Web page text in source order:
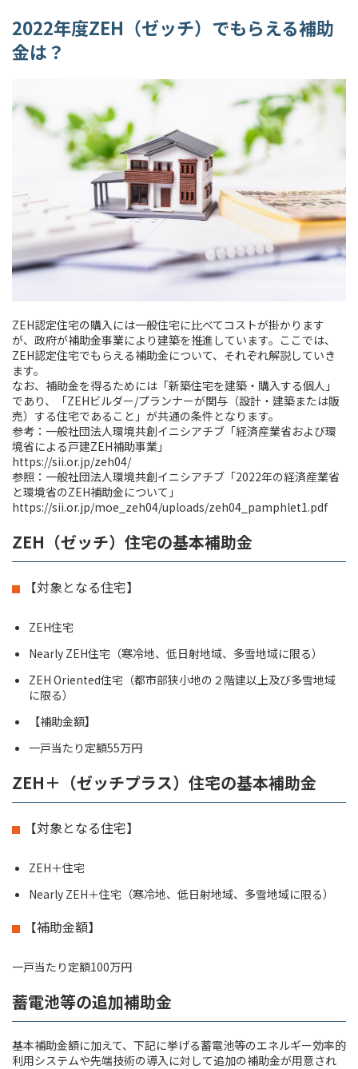
2022年度ZEH（ゼッチ）でもらえる補助
金は？
ZEH認定住宅の購入には一般住宅に比べてコストが掛かります
が、政府が補助金事業により建築を推進しています。ここでは、
ZEH認定住宅でもらえる補助金について、それぞれ解説していき
ます。
なお、補助金を得るためには「新築住宅を建築・購入する個人」
であり、「ZEHビルダー/プランナーが関与（設計・建築または販
売）する住宅であること」が共通の条件となります。
参考：一般社団法人環境共創イニシアチブ「経済産業省および環
境省による戸建ZEH補助事業」
https://sii.or.jp/zeh04/
参照：一般社団法人環境共創イニシアチブ「2022年の経済産業省
と環境省のZEH補助金について」
https://sii.or.jp/moe_zeh04/uploads/zeh04_pamphlet1.pdf
ZEH（ゼッチ）住宅の基本補助金
【対象となる住宅】
ZEH住宅
Nearly ZEH住宅（寒冷地、低日射地域、多雪地域に限る）
ZEH Oriented住宅（都市部狭小地の２階建以上及び多雪地域
に限る）
【補助金額】
一戸当たり定額55万円
ZEH＋（ゼッチプラス）住宅の基本補助金
【対象となる住宅】
ZEH＋住宅
Nearly ZEH＋住宅（寒冷地、低日射地域、多雪地域に限る）
【補助金額】
一戸当たり定額100万円
蓄電池等の追加補助金
基本補助金額に加えて、下記に挙げる蓄電池等のエネルギー効率的
利用システムや先端技術の導入に対して追加の補助金が用意され